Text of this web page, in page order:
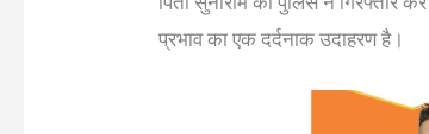
प्रभाव का एक दर्दनाक उदाहरण है।